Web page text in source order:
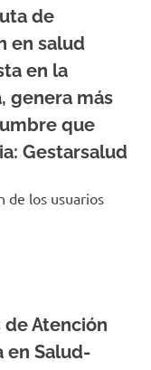
de
en salud
en la
genera más
que
Gestarsalud
de los usuarios
Atención
en Salud-